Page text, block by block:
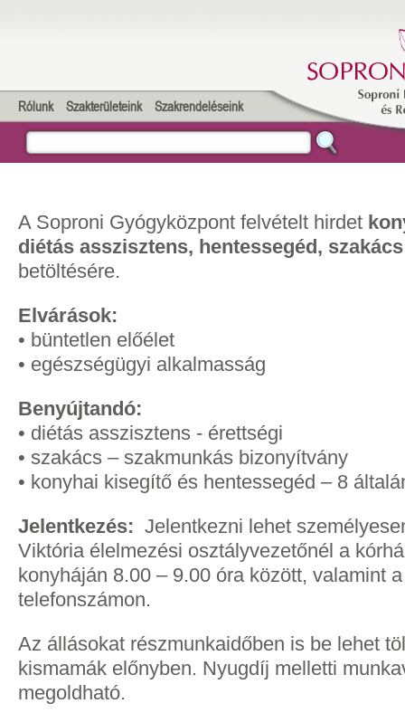
Rólunk Szakterületeink Szakrendeléseink
A Soproni Gyógyközpont felvételt hirdet
diétás asszisztens, hentessegéd,
betöltésére.
Elvárások:
• büntetlen előélet
• egészségügyi alkalmasság
Benyújtandó:
• diétás asszisztens - érettségi
• szakács – szakmunkás bizonyítvány
• konyhai kisegítő és hentessegéd – 8
Jelentkezés: Jelentkezni lehet
Viktória élelmezési osztályvezetőnél a
konyháján 8.00 – 9.00 óra között, valamint
telefonszámon.
Az állásokat részmunkaidőben is be lehet
kismamák előnyben. Nyugdíj melletti
megoldható.